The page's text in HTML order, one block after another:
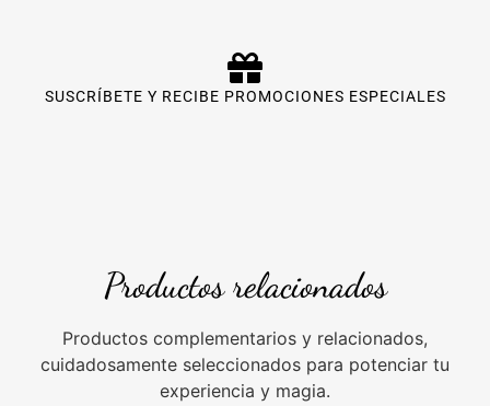
SUSCRÍBETE Y RECIBE PROMOCIONES ESPECIALES
Productos relacionados
Productos complementarios y relacionados,
cuidadosamente seleccionados para potenciar tu
experiencia y magia.